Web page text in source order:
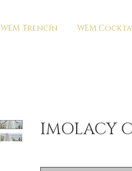
IMOLACY
WEM Trenčín WEM